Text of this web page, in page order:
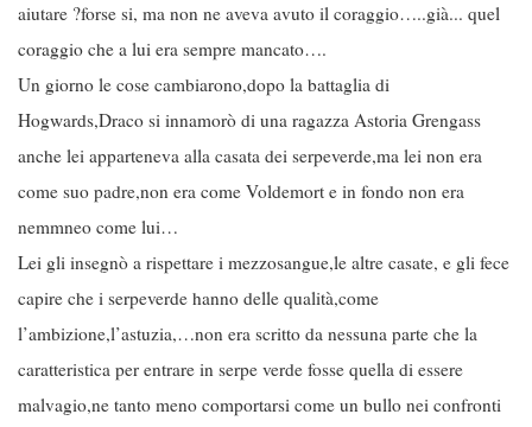
aiutare ?forse si, ma non ne aveva avuto il coraggio…..già... quel
coraggio che a lui era sempre mancato….
Un giorno le cose cambiarono,dopo la battaglia di
Hogwards,Draco si innamorò di una ragazza Astoria Grengass
anche lei apparteneva alla casata dei serpeverde,ma lei non era
come suo padre,non era come Voldemort e in fondo non era
nemmneo come lui…
Lei gli insegnò a rispettare i mezzosangue,le altre casate, e gli fece
capire che i serpeverde hanno delle qualità,come
l’ambizione,l’astuzia,…non era scritto da nessuna parte che la
caratteristica per entrare in serpe verde fosse quella di essere
malvagio,ne tanto meno comportarsi come un bullo nei confronti